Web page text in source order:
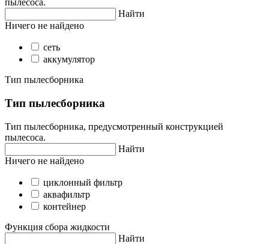
пылесоса.
Найти
Ничего не найдено
сеть
аккумулятор
Тип пылесборника
Тип пылесборника
Тип пылесборника, предусмотренный конструкцией
пылесоса.
Найти
Ничего не найдено
циклонный фильтр
аквафильтр
контейнер
Функция сбора жидкости
Найти